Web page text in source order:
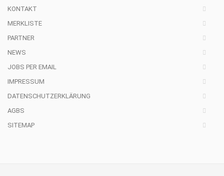
KONTAKT
MERKLISTE
PARTNER
NEWS
JOBS PER EMAIL
IMPRESSUM
DATENSCHUTZERKLÄRUNG
AGBS
SITEMAP